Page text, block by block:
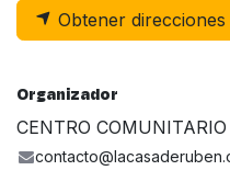
Obtener direcciones
Organizador
CENTRO